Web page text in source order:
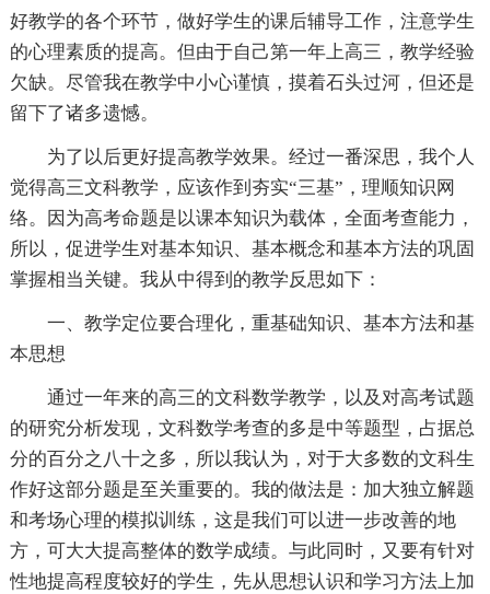
好教学的各个环节，做好学生的课后辅导工作，注意学生
的心理素质的提高。但由于自己第一年上高三，教学经验
欠缺。尽管我在教学中小心谨慎，摸着石头过河，但还是
留下了诸多遗憾。
为了以后更好提高教学效果。经过一番深思，我个人
觉得高三文科教学，应该作到夯实“三基”，理顺知识网
络。因为高考命题是以课本知识为载体，全面考查能力，
所以，促进学生对基本知识、基本概念和基本方法的巩固
掌握相当关键。我从中得到的教学反思如下：
一、教学定位要合理化，重基础知识、基本方法和基
本思想
通过一年来的高三的文科数学教学，以及对高考试题
的研究分析发现，文科数学考查的多是中等题型，占据总
分的百分之八十之多，所以我认为，对于大多数的文科生
作好这部分题是至关重要的。我的做法是：加大独立解题
和考场心理的模拟训练，这是我们可以进一步改善的地
方，可大大提高整体的数学成绩。与此同时，又要有针对
性地提高程度较好的学生，先从思想认识和学习方法上加